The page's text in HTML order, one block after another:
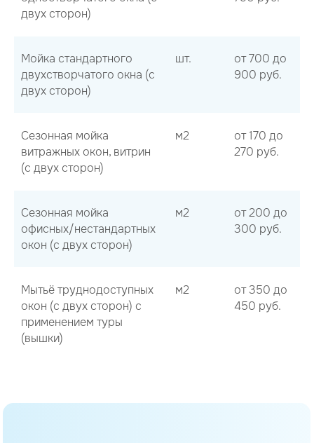
двух сторон)
Мойка стандартного
двухстворчатого окна (с
двух сторон)
шт.
от 700 до
900 руб.
Сезонная мойка
витражных окон, витрин
(с двух сторон)
м2
от 170 до
270 руб.
Сезонная мойка
офисных/нестандартных
окон (с двух сторон)
м2
от 200 до
300 руб.
Мытьё труднодоступных
окон (с двух сторон) с
применением туры
(вышки)
м2
от 350 до
450 руб.